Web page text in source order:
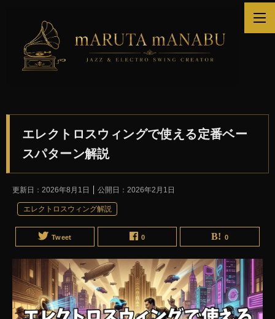
エレクトロスウィングで使える定番ベー
スパターン解説
更新日： 2026年8月1日 公開日： 2026年2月1日
エレクトロスウィング解説
Tweet 0 0